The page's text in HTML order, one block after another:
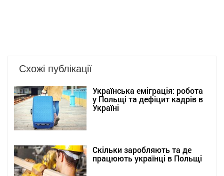
Схожі публікації
Українська еміграція: робота
у Польщі та дефіцит кадрів в
Україні
Скільки заробляють та де
працюють українці в Польщі